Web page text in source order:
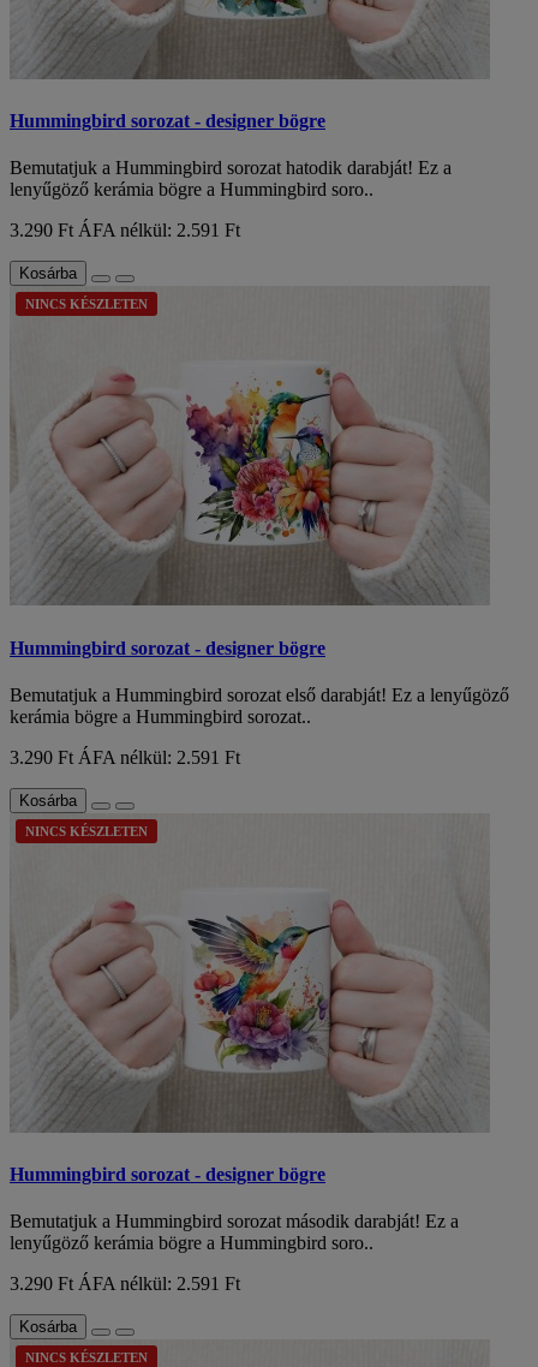
Hummingbird sorozat - designer bögre
Bemutatjuk a Hummingbird sorozat hatodik darabját! Ez a
lenyűgöző kerámia bögre a Hummingbird soro..
3.290 Ft ÁFA nélkül: 2.591 Ft
Kosárba
NINCS KÉSZLETEN
Hummingbird sorozat - designer bögre
Bemutatjuk a Hummingbird sorozat első darabját! Ez a lenyűgöző
kerámia bögre a Hummingbird sorozat..
3.290 Ft ÁFA nélkül: 2.591 Ft
Kosárba
NINCS KÉSZLETEN
Hummingbird sorozat - designer bögre
Bemutatjuk a Hummingbird sorozat második darabját! Ez a
lenyűgöző kerámia bögre a Hummingbird soro..
3.290 Ft ÁFA nélkül: 2.591 Ft
Kosárba
NINCS KÉSZLETEN